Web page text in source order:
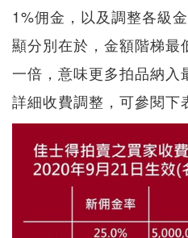
1%佣金，以及調整各級
顯分別在於，金額階梯最
一倍，意味更多拍品納入
詳細收費調整，可參閱下